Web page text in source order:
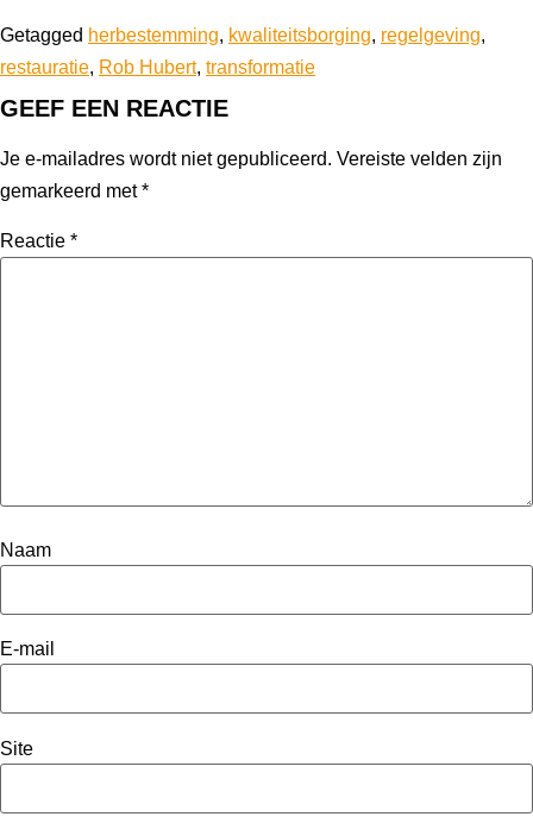
Getagged herbestemming, kwaliteitsborging, regelgeving,
restauratie, Rob Hubert, transformatie
GEEF EEN REACTIE
Je e-mailadres wordt niet gepubliceerd. Vereiste velden zijn
gemarkeerd met*
Reactie *
Naam
E-mail
Site